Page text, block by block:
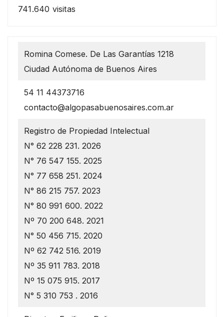
741.640 visitas
Romina Comese. De Las Garantías 1218
Ciudad Autónoma de Buenos Aires
54 11 44373716
contacto@algopasabuenosaires.com.ar
Registro de Propiedad Intelectual
N° 62 228 231. 2026
N° 76 547 155. 2025
N° 77 658 251. 2024
N° 86 215 757. 2023
N° 80 991 600. 2022
Nº 70 200 648. 2021
N° 50 456 715. 2020
Nº 62 742 516. 2019
Nº 35 911 783. 2018
Nº 15 075 915. 2017
N° 5 310 753 . 2016